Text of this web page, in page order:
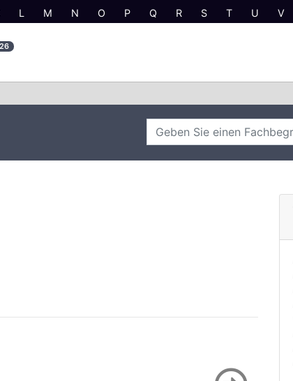
L M N O P Q R S T U V